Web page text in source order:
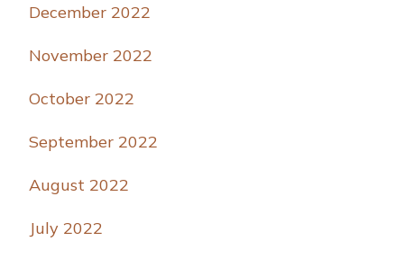
December 2022
November 2022
October 2022
September 2022
August 2022
July 2022